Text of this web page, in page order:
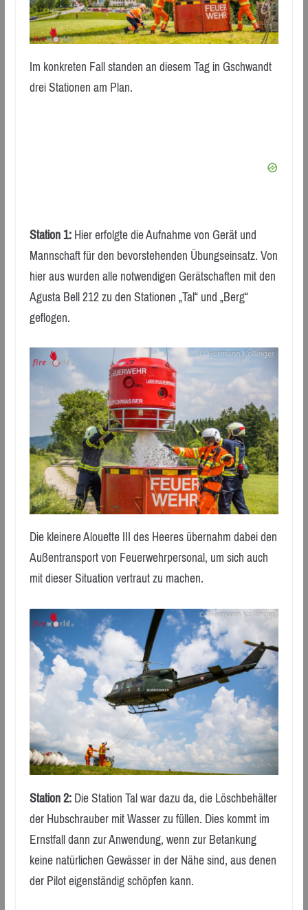
Im konkreten Fall standen an diesem Tag in Gschwandt
drei Stationen am Plan.
Station 1:Hier erfolgte die Aufnahme von Gerät und
Mannschaft für den bevorstehenden Übungseinsatz. Von
hier aus wurden alle notwendigen Gerätschaften mit den
Agusta Bell 212 zu den Stationen „Tal“ und „Berg“
geflogen.
Die kleinere Alouette III des Heeres übernahm dabei den
Außentransport von Feuerwehrpersonal, um sich auch
mit dieser Situation vertraut zu machen.
Station 2:Die Station Tal war dazu da, die Löschbehälter
der Hubschrauber mit Wasser zu füllen. Dies kommt im
Ernstfall dann zur Anwendung, wenn zur Betankung
keine natürlichen Gewässer in der Nähe sind, aus denen
der Pilot eigenständig schöpfen kann.